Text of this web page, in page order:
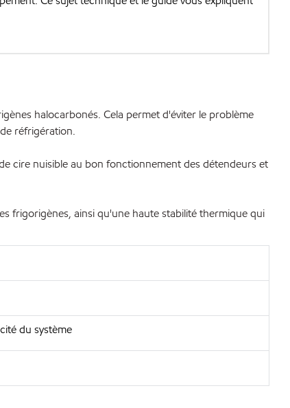
halocarbonés. Cela permet d'éviter le problème
réfrigération.
cire nuisible au bon fonctionnement des détendeurs et
frigorigènes, ainsi qu'une haute stabilité thermique qui
du système